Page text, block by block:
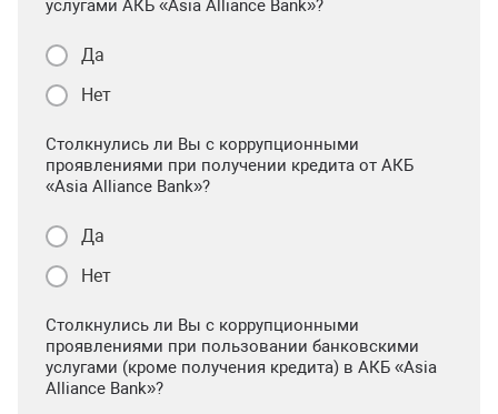
услугами АКБ «Asia Alliance Bank»?
Да
Нет
Столкнулись ли Вы с коррупционными
проявлениями при получении кредита от АКБ
«Asia Alliance Bank»?
Да
Нет
Столкнулись ли Вы с коррупционными
проявлениями при пользовании банковскими
услугами (кроме получения кредита) в АКБ «Asia
Alliance Bank»?